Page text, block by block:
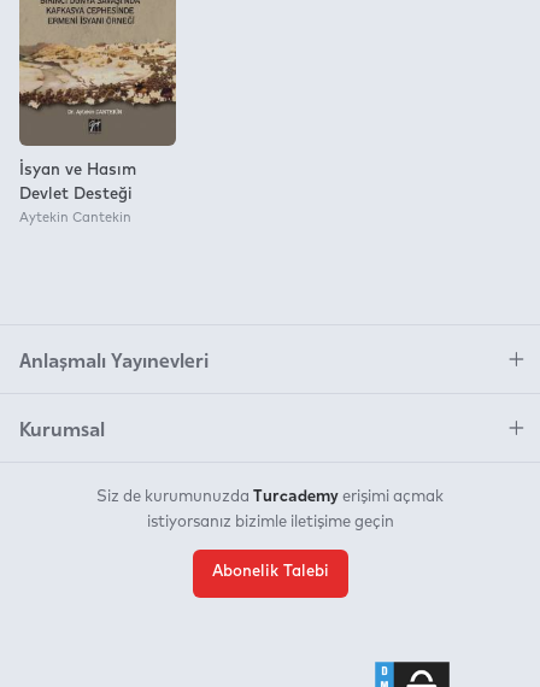
İsyan ve Hasım
Devlet Desteği
Aytekin Cantekin
Anlaşmalı Yayınevleri
Kurumsal
Siz de kurumunuzda Turcademy erişimi açmak
istiyorsanız bizimle iletişime geçin
Abonelik Talebi